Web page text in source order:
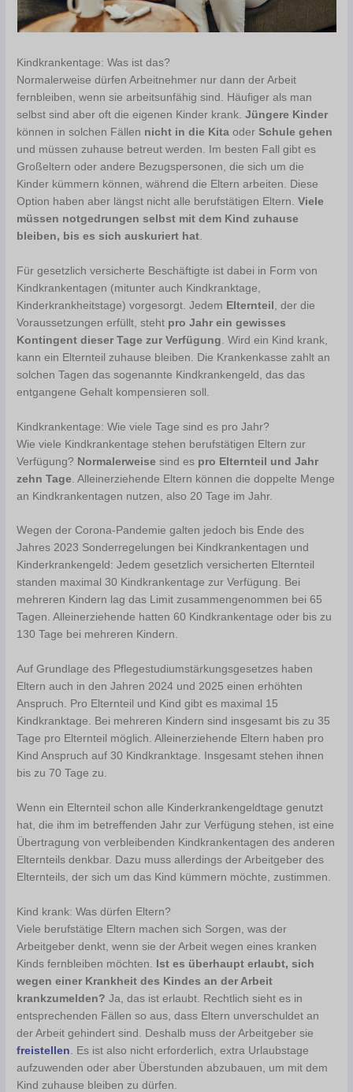
Kindkrankentage: Was ist das?
Normalerweise dürfen Arbeitnehmer nur dann der Arbeit
fernbleiben, wenn sie arbeitsunfähig sind. Häufiger als man
selbst sind aber oft die eigenen Kinder krank.Jüngere Kinder
können in solchen Fällen nicht in die Kita oderSchule gehen
und müssen zuhause betreut werden. Im besten Fall gibt es
Großeltern oder andere Bezugspersonen, die sich um die
Kinder kümmern können, während die Eltern arbeiten. Diese
Option haben aber längst nicht alle berufstätigen Eltern.Viele
müssen notgedrungen selbst mit dem Kind zuhause
bleiben, bis es sich auskuriert hat
Für gesetzlich versicherte Beschäftigte ist dabei in Form von
Kindkrankentagen (mitunter auch Kindkranktage,
Kinderkrankheitstage) vorgesorgt. Jedem Elternteil , der die
Voraussetzungen erfüllt, steht pro Jahr ein gewisses
Kontingent dieser Tage zur Verfügung . Wird ein Kind krank,
kann ein Elternteil zuhause bleiben. Die Krankenkasse zahlt an
solchen Tagen das sogenannte Kindkrankengeld, das das
entgangene Gehalt kompensieren soll.
Kindkrankentage: Wie viele Tage sind es pro Jahr?
Wie viele Kindkrankentage stehen berufstätigen Eltern zur
Verfügung? Normalerweise sind es pro Elternteil und Jahr
zehn Tage . Alleinerziehende Eltern können die doppelte Menge
an Kindkrankentagen nutzen, also 20 Tage im Jahr.
Wegen der Corona-Pandemie galten jedoch bis Ende des
Jahres 2023 Sonderregelungen bei Kindkrankentagen und
Kinderkrankengeld: Jedem gesetzlich versicherten Elternteil
standen maximal 30 Kindkrankentage zur Verfügung. Bei
mehreren Kindern lag das Limit zusammengenommen bei 65
Tagen. Alleinerziehende hatten 60 Kindkrankentage oder bis zu
130 Tage bei mehreren Kindern.
Auf Grundlage des Pflegestudiumstärkungsgesetzes haben
Eltern auch in den Jahren 2024 und 2025 einen erhöhten
Anspruch. Pro Elternteil und Kind gibt es maximal 15
Kindkranktage. Bei mehreren Kindern sind insgesamt bis zu 35
Tage pro Elternteil möglich. Alleinerziehende Eltern haben pro
Kind Anspruch auf 30 Kindkranktage. Insgesamt stehen ihnen
bis zu 70 Tage zu.
Wenn ein Elternteil schon alle Kinderkrankengeldtage genutzt
hat, die ihm im betreffenden Jahr zur Verfügung stehen, ist eine
Übertragung von verbleibenden Kindkrankentagen des anderen
Elternteils denkbar. Dazu muss allerdings der Arbeitgeber des
Elternteils, der sich um das Kind kümmern möchte, zustimmen.
Kind krank: Was dürfen Eltern?
Viele berufstätige Eltern machen sich Sorgen, was der
Arbeitgeber denkt, wenn sie der Arbeit wegen eines kranken
Kinds fernbleiben möchten. Ist es überhaupt erlaubt, sich
wegen einer Krankheit des Kindes an der Arbeit
krankzumelden? Ja, das ist erlaubt. Rechtlich sieht es in
entsprechenden Fällen so aus, dass Eltern unverschuldet an
der Arbeit gehindert sind. Deshalb muss der Arbeitgeber sie
freistellen. Es ist also nicht erforderlich, extra Urlaubstage
aufzuwenden oder aber Überstunden abzubauen, um mit dem
Kind zuhause bleiben zu dürfen.